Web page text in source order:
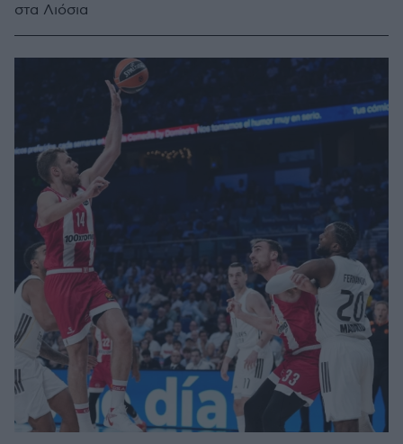
στα Λιόσια